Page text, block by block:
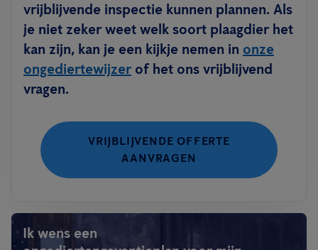
vrijblijvende inspectie kunnen plannen. Als
je niet zeker weet welk soort plaagdier het
kan zijn, kan je een kijkje nemen in onze
ongediertewijzer of het ons vrijblijvend
vragen.
VRIJBLIJVENDE OFFERTE
AANVRAGEN
Ik wens een